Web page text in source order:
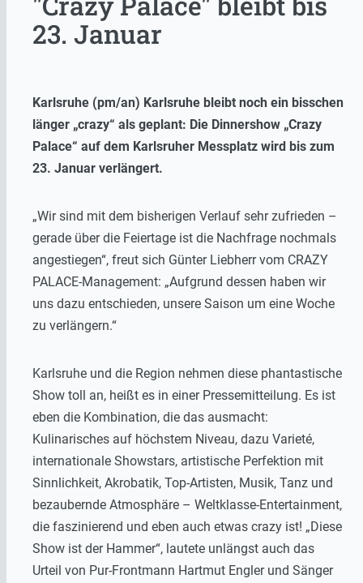
23. Januar
Karlsruhe (pm/an) Karlsruhe bleibt noch ein bisschen
länger „crazy“ als geplant: Die Dinnershow „Crazy
Palace“ auf dem Karlsruher Messplatz wird bis zum
23. Januar verlängert.
„Wir sind mit dem bisherigen Verlauf sehr zufrieden –
gerade über die Feiertage ist die Nachfrage nochmals
angestiegen“, freut sich Günter Liebherr vom CRAZY
PALACE-Management: „Aufgrund dessen haben wir
uns dazu entschieden, unsere Saison um eine Woche
zu verlängern.“
Karlsruhe und die Region nehmen diese phantastische
Show toll an, heißt es in einer Pressemitteilung. Es ist
eben die Kombination, die das ausmacht:
Kulinarisches auf höchstem Niveau, dazu Varieté,
internationale Showstars, artistische Perfektion mit
Sinnlichkeit, Akrobatik, Top-Artisten, Musik, Tanz und
bezaubernde Atmosphäre – Weltklasse-Entertainment,
die faszinierend und eben auch etwas crazy ist! „Diese
Show ist der Hammer“, lautete unlängst auch das
Urteil von Pur-Frontmann Hartmut Engler und Sänger